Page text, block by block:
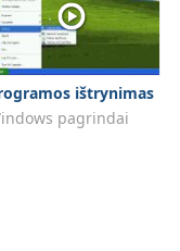
ištrynimas
pagrindai